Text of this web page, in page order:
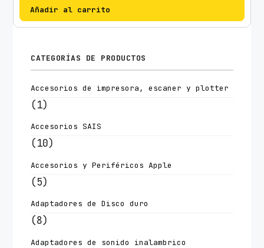
Añadir al carrito
CATEGORÍAS DE PRODUCTOS
Accesorios de impresora, escaner y plotter
(1)
Accesorios SAIS
(10)
Accesorios y Periféricos Apple
(5)
Adaptadores de Disco duro
(8)
Adaptadores de sonido inalambrico